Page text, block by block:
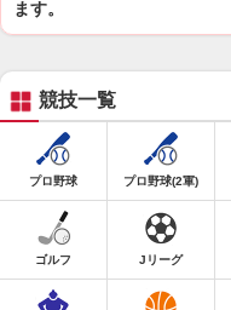
ます。
競技一覧
プロ野球 プロ野球(2軍)
ゴルフ Jリーグ